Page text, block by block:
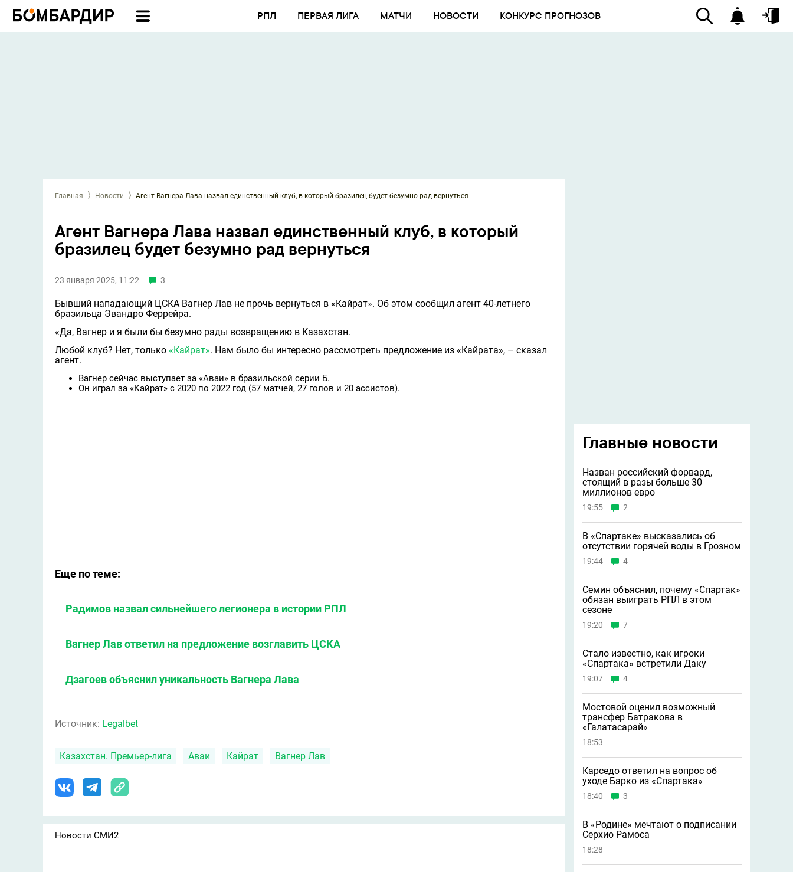
РПЛ ПЕРВАЯ ЛИГА МАТЧИ НОВОСТИ КОНКУРС ПРОГНОЗОВ
Главная Новости Агент Вагнера Лава назвал единственный клуб, в который бразилец будет безумно рад вернуться
Агент Вагнера Лава назвал единственный клуб, в который
бразилец будет безумно рад вернуться
23 января 2025, 11:22 3
Бывший нападающий ЦСКА Вагнер Лав не прочь вернуться в «Кайрат». Об этом сообщил агент 40-летнего
бразильца Эвандро Феррейра.
«Да, Вагнер и я были бы безумно рады возвращению в Казахстан.
Любой клуб? Нет, только «Кайрат». Нам было бы интересно рассмотреть предложение из «Кайрата», – сказал
агент.
Вагнер сейчас выступает за «Аваи» в бразильской серии Б.
Он играл за «Кайрат» с 2020 по 2022 год (57 матчей, 27 голов и 20 ассистов).
Еще по теме:
Радимов назвал сильнейшего легионера в истории РПЛ
Вагнер Лав ответил на предложение возглавить ЦСКА
Дзагоев объяснил уникальность Вагнера Лава
Источник: Legalbet
Казахстан. Премьер-лига Аваи Кайрат Вагнер Лав
Новости СМИ2
Главные новости
Назван российский форвард,
стоящий в разы больше 30
миллионов евро
19:55 2
В «Спартаке» высказались об
отсутствии горячей воды в Грозном
19:44 4
Семин объяснил, почему «Спартак»
обязан выиграть РПЛ в этом
сезоне
19:20 7
Стало известно, как игроки
«Спартака» встретили Даку
19:07 4
Мостовой оценил возможный
трансфер Батракова в
«Галатасарай»
18:53
Карседо ответил на вопрос об
уходе Барко из «Спартака»
18:40 3
В «Родине» мечтают о подписании
Серхио Рамоса
18:28